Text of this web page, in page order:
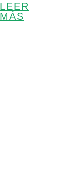
LEER
MÁS